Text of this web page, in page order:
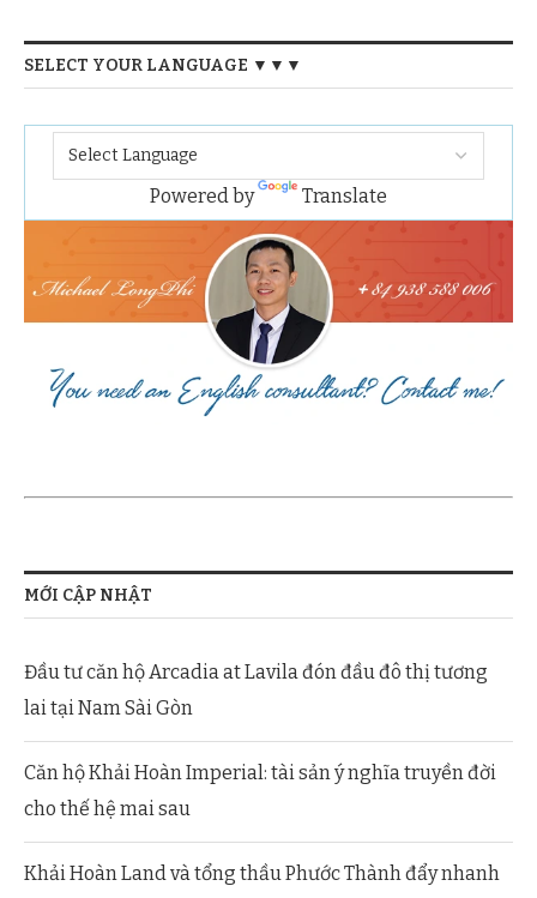
SELECT YOUR LANGUAGE ▼▼▼
Powered by Translate
MỚI CẬP NHẬT
Đầu tư căn hộ Arcadia at Lavila đón đầu đô thị tương
lai tại Nam Sài Gòn
Căn hộ Khải Hoàn Imperial: tài sản ý nghĩa truyền đời
cho thế hệ mai sau
Khải Hoàn Land và tổng thầu Phước Thành đẩy nhanh